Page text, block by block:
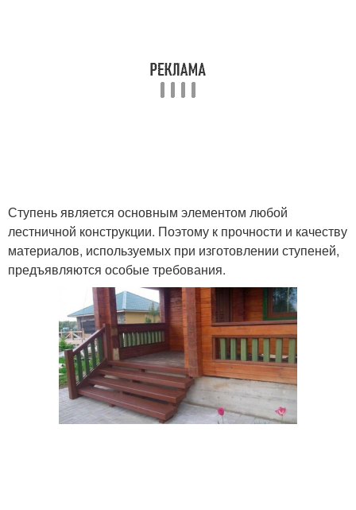
Ступень является основным элементом любой
лестничной конструкции. Поэтому к прочности и качеству
материалов, используемых при изготовлении ступеней,
предъявляются особые требования.